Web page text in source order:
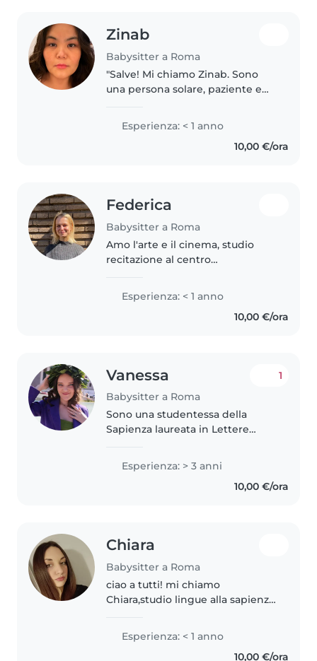
Zinab
Babysitter a Roma
"Salve! Mi chiamo Zinab. Sono
una persona solare, paziente e
se sto ancora imparando
l'italiano, mi impegno al
massimo per comunicare con
Esperienza: < 1 anno
10,00 €/ora
Federica
Babysitter a Roma
Amo l'arte e il cinema, studio
recitazione al centro
coltivare la nostra creatività. Ho
21 anni ed ho esperienza con
Esperienza: < 1 anno
10,00 €/ora
Vanessa
Babysitter a Roma
1
Sono una studentessa della
Sapienza laureata in Lettere
babysitting e aiuto compiti
ormai da quattro anni. Ho
lavorato con bambini piccoli e
Esperienza: > 3 anni
10,00 €/ora
Chiara
Babysitter a Roma
ciao a tutti! mi chiamo
Chiara,studio lingue alla sapienza
esperienza con i bambini ma
sono una persona solare e
Esperienza: < 1 anno
10,00 €/ora